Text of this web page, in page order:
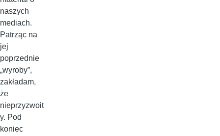
naszych
mediach.
Patrząc na
jej
poprzednie
„wyroby”,
zakładam,
że
nieprzyzwoit
y. Pod
koniec